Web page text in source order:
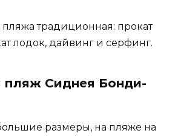
пляжа традиционная: прокат
лодок, дайвинг и серфинг.
пляж Сиднея Бонди-
размеры, на пляже на